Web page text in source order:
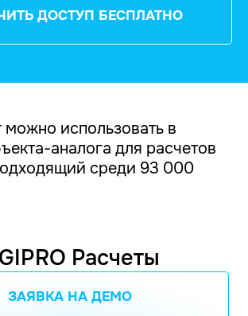
ДОСТУП БЕСПЛАТНО
можно использовать в
аналога для расчетов
среди 93 000
Расчеты
ЗАЯВКА НА ДЕМО